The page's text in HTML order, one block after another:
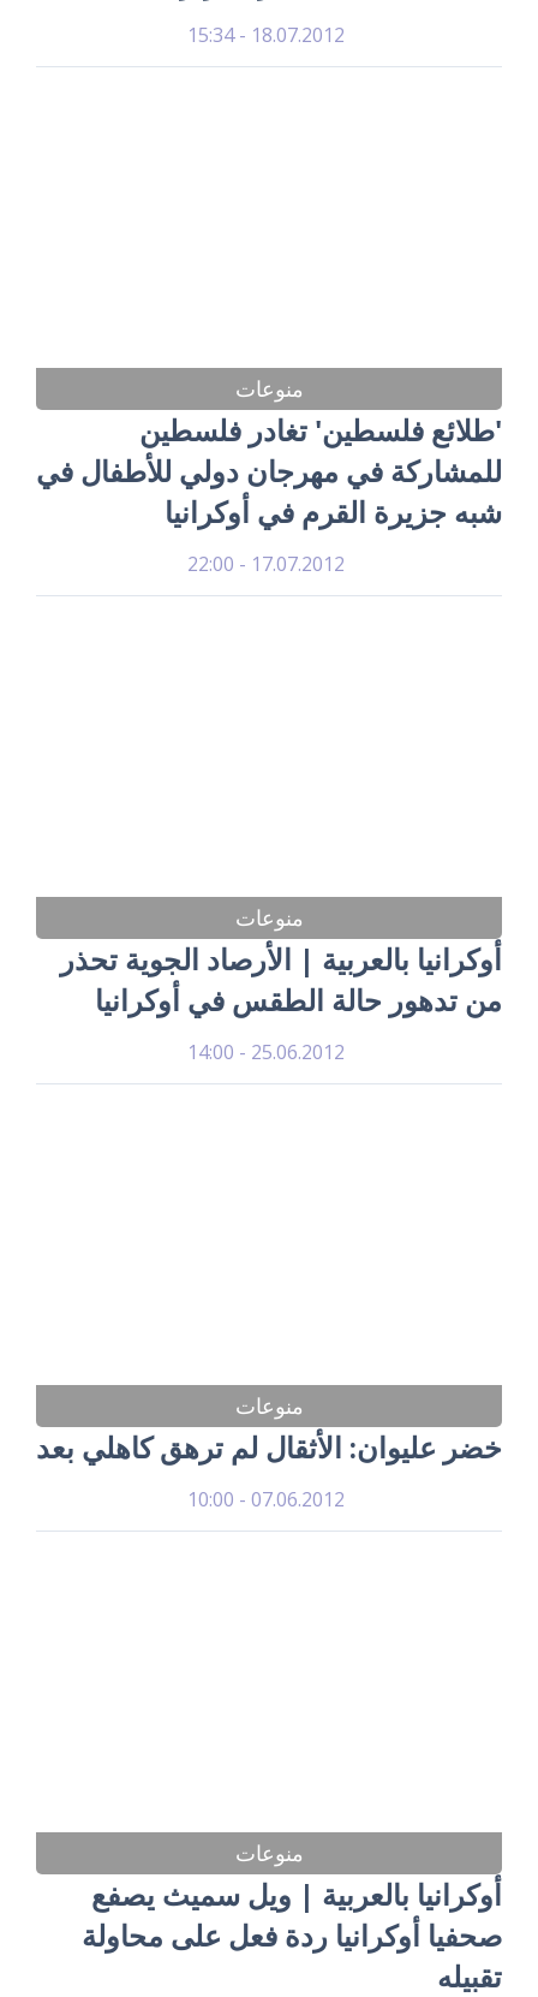
18.07.2012 - 15:34
منوعات
'طلائع فلسطين' تغادر فلسطين
للمشاركة في مهرجان دولي للأطفال في
شبه جزيرة القرم في أوكرانيا
17.07.2012 - 22:00
منوعات
أوكرانيا بالعربية | الأرصاد الجوية تحذر
من تدهور حالة الطقس في أوكرانيا
25.06.2012 - 14:00
منوعات
خضر عليوان: الأثقال لم ترهق كاهلي بعد
07.06.2012 - 10:00
منوعات
أوكرانيا بالعربية | ويل سميث يصفع
صحفيا أوكرانيا ردة فعل على محاولة
تقبيله